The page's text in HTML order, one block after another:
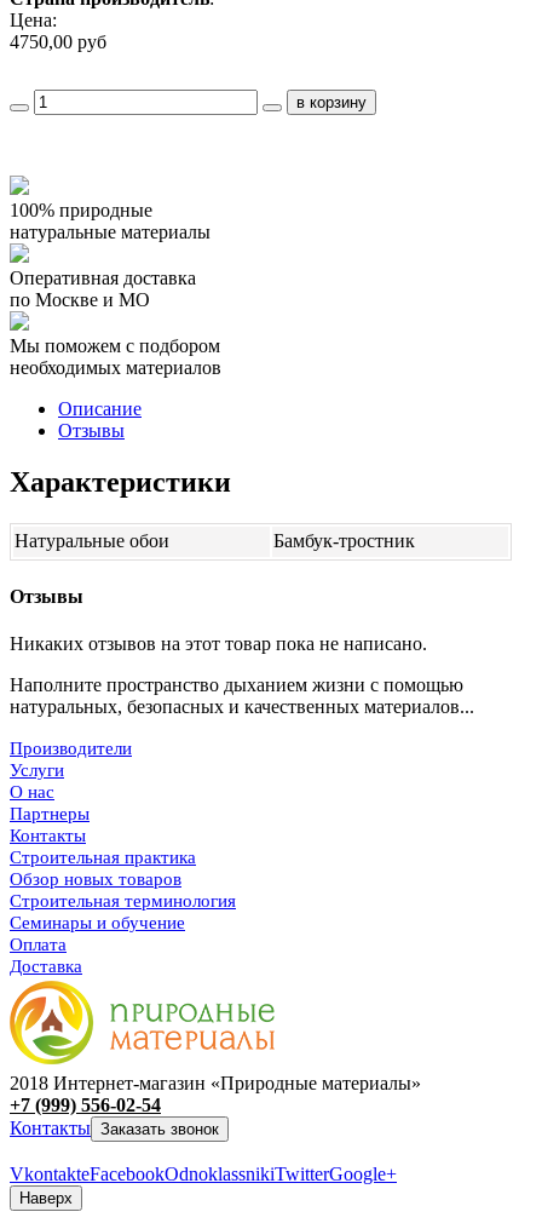
Цена:
4750,00 руб
100% природные
натуральные материалы
Оперативная доставка
по Москве и МО
Мы поможем с подбором
необходимых материалов
Описание
Отзывы
Характеристики
Натуральные обои Бамбук-тростник
Отзывы
Никаких отзывов на этот товар пока не написано.
Наполните пространство дыханием жизни с помощью
натуральных, безопасных и качественных материалов...
Производители
Услуги
О нас
Партнеры
Контакты
Строительная практика
Обзор новых товаров
Строительная терминология
Семинары и обучение
Оплата
Доставка
2018 Интернет-магазин «Природные материалы»
+7 (999) 556-02-54
Контакты Заказать звонок
VkontakteFacebookOdnoklassnikiTwitterGoogle+
Наверх